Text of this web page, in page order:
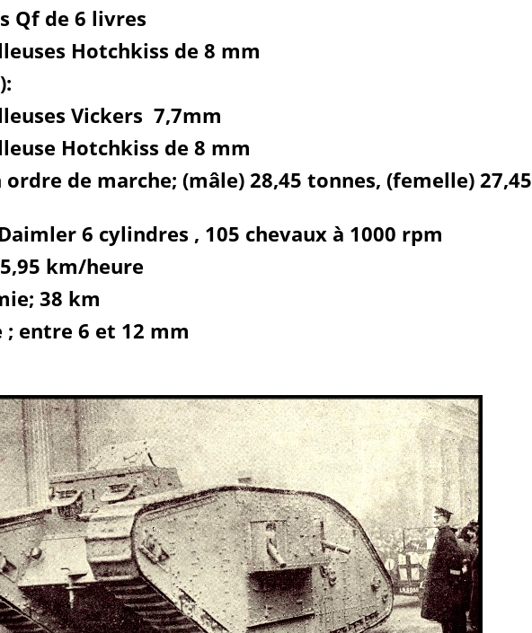
Qf de 6 livres
Hotchkiss de 8 mm
Vickers 7,7mm
Hotchkiss de 8 mm
ordre de marche; (mâle) 28,45 tonnes, (femelle) 27,45
6 cylindres , 105 chevaux à 1000 rpm
km/heure
38 km
; entre 6 et 12 mm